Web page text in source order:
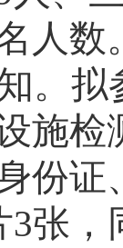
人数
。
施
份
3张